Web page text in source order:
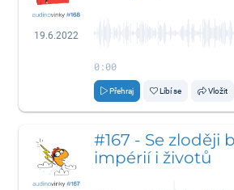
19.6.2022
0:00
Přehraj Líbí se Vložit
#167 - Se zloději
impérií i životů